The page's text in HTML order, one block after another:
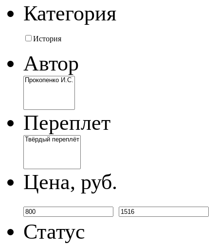
Категория
История
Автор
Переплет
Цена, руб.
Статус